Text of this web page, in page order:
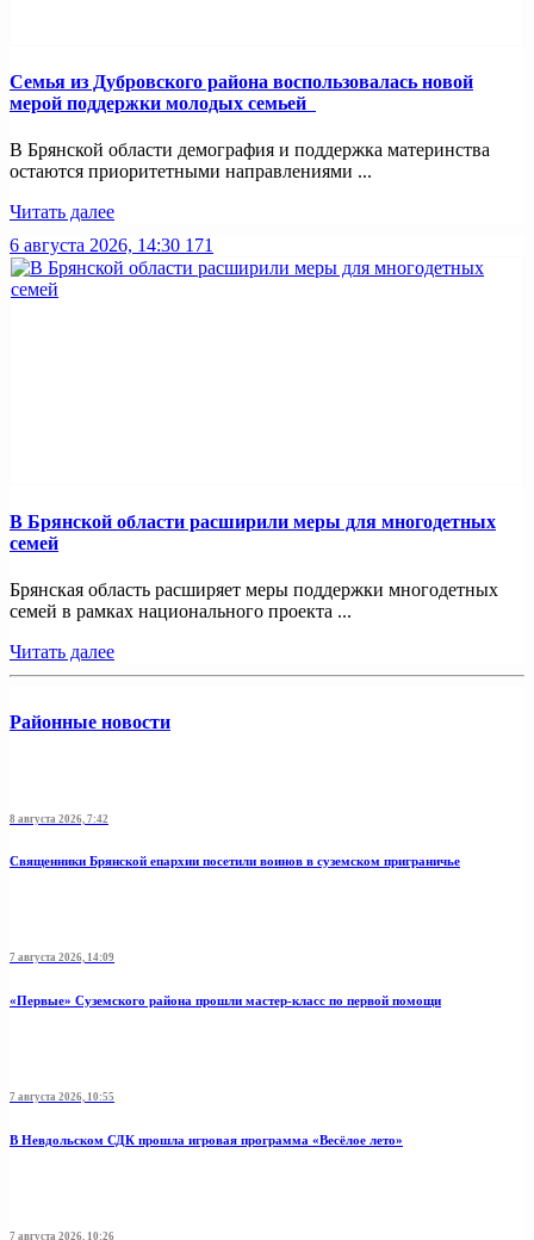
Семья из Дубровского района воспользовалась новой
мерой поддержки молодых семьей
В Брянской области демография и поддержка материнства
остаются приоритетными направлениями ...
Читать далее
6 августа 2026, 14:30 171
В Брянской области расширили меры для многодетных
семей
Брянская область расширяет меры поддержки многодетных
семей в рамках национального проекта ...
Читать далее
Районные новости
8 августа 2026, 7:42
Священники Брянской епархии посетили воинов в суземском приграничье
7 августа 2026, 14:09
«Первые» Суземского района прошли мастер-класс по первой помощи
7 августа 2026, 10:55
В Невдольском СДК прошла игровая программа «Весёлое лето»
7 августа 2026, 10:26